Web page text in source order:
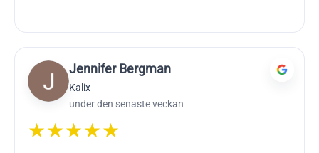
Jennifer Bergman
Kalix
under den senaste veckan
★★★★★